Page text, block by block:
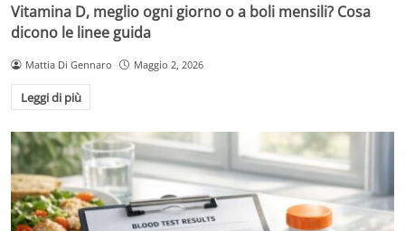
Vitamina D, meglio ogni giorno o a boli mensili? Cosa
dicono le linee guida
Mattia Di Gennaro Maggio 2, 2026
Leggi di più